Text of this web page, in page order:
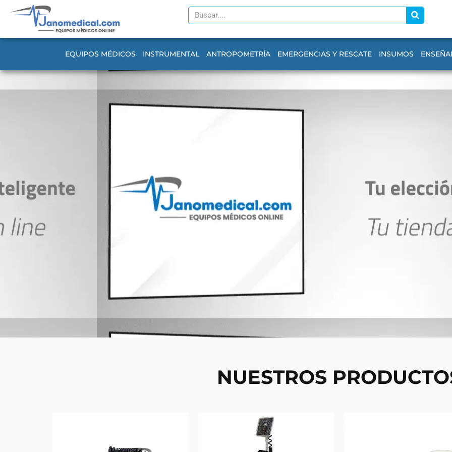
contenido
Search
EQUIPOS MÉDICOS INSTRUMENTAL ANTROPOMETRÍA EMERGENCIAS Y RESCATE INSUMOS
NUESTROS